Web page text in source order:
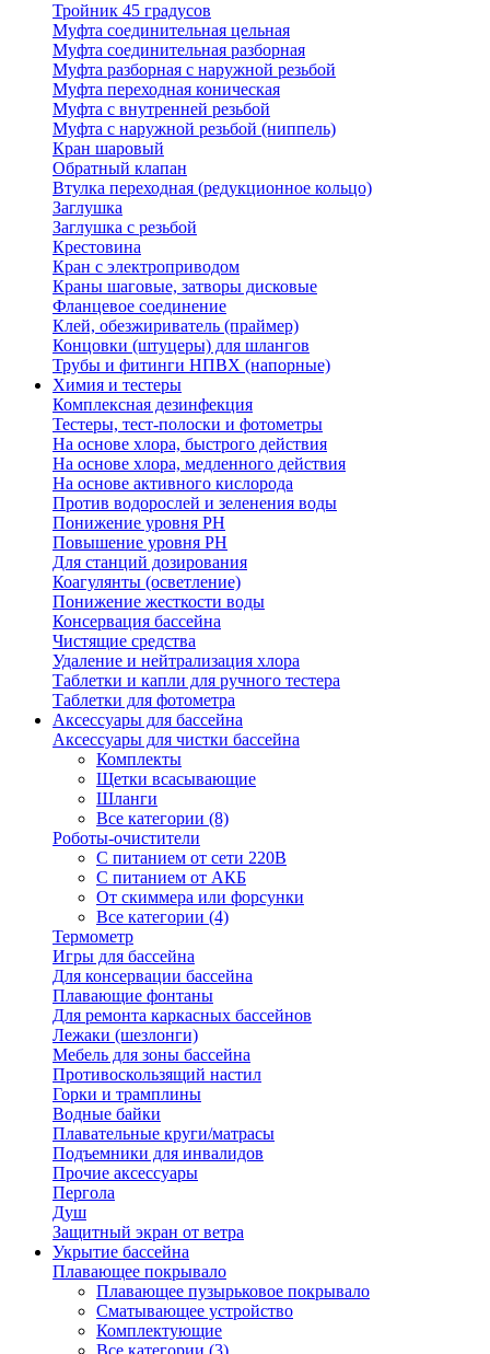
Тройник 45 градусов
Муфта соединительная цельная
Муфта соединительная разборная
Муфта разборная с наружной резьбой
Муфта переходная коническая
Муфта с внутренней резьбой
Муфта с наружной резьбой (ниппель)
Кран шаровый
Обратный клапан
Втулка переходная (редукционное кольцо)
Заглушка
Заглушка с резьбой
Крестовина
Кран с электроприводом
Краны шаговые, затворы дисковые
Фланцевое соединение
Клей, обезжириватель (праймер)
Концовки (штуцеры) для шлангов
Трубы и фитинги НПВХ (напорные)
Химия и тестеры
Комплексная дезинфекция
Тестеры, тест-полоски и фотометры
На основе хлора, быстрого действия
На основе хлора, медленного действия
На основе активного кислорода
Против водорослей и зеленения воды
Понижение уровня РН
Повышение уровня РН
Для станций дозирования
Коагулянты (осветление)
Понижение жесткости воды
Консервация бассейна
Чистящие средства
Удаление и нейтрализация хлора
Таблетки и капли для ручного тестера
Таблетки для фотометра
Аксессуары для бассейна
Аксессуары для чистки бассейна
Комплекты
Щетки всасывающие
Шланги
Все категории (8)
Роботы-очистители
С питанием от сети 220В
С питанием от АКБ
От скиммера или форсунки
Все категории (4)
Термометр
Игры для бассейна
Для консервации бассейна
Плавающие фонтаны
Для ремонта каркасных бассейнов
Лежаки (шезлонги)
Мебель для зоны бассейна
Противоскользящий настил
Горки и трамплины
Водные байки
Плавательные круги/матрасы
Подъемники для инвалидов
Прочие аксессуары
Пергола
Душ
Защитный экран от ветра
Укрытие бассейна
Плавающее покрывало
Плавающее пузырьковое покрывало
Сматывающее устройство
Комплектующие
Все категории (3)